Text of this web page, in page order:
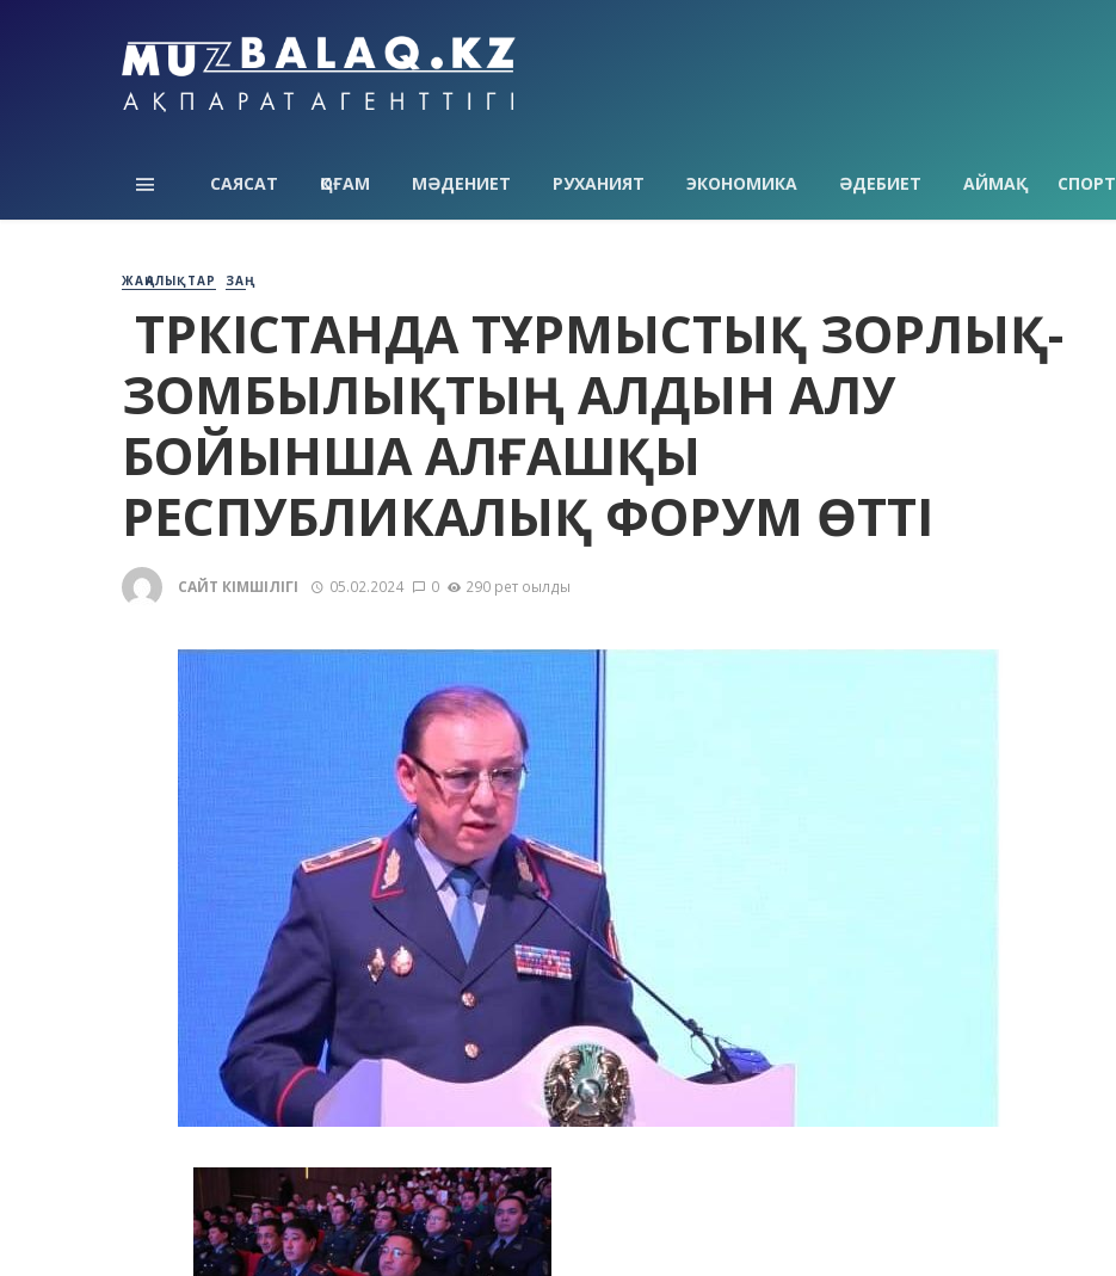
САЯСАТ ҚОҒАМ МӘДЕНИЕТ РУХАНИЯТ ЭКОНОМИКА ӘДЕБИЕТ АЙМАҚ СПОРТ
ЖАҢАЛЫҚТАР ЗАҢ
ТҮРКІСТАНДА ТҰРМЫСТЫҚ ЗОРЛЫҚ-
ЗОМБЫЛЫҚТЫҢ АЛДЫН АЛУ
БОЙЫНША АЛҒАШҚЫ
РЕСПУБЛИКАЛЫҚ ФОРУМ ӨТТІ
САЙТ ӘКІМШІЛІГІ 05.02.2024 0 290 рет оқылды